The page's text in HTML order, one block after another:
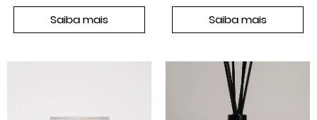
Saiba mais Saiba mais